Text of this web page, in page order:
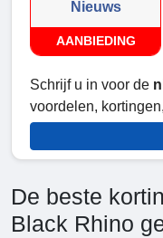
Nieuws
AANBIEDING
Schrijf u in voor de
voordelen,
De beste
Black Rhino